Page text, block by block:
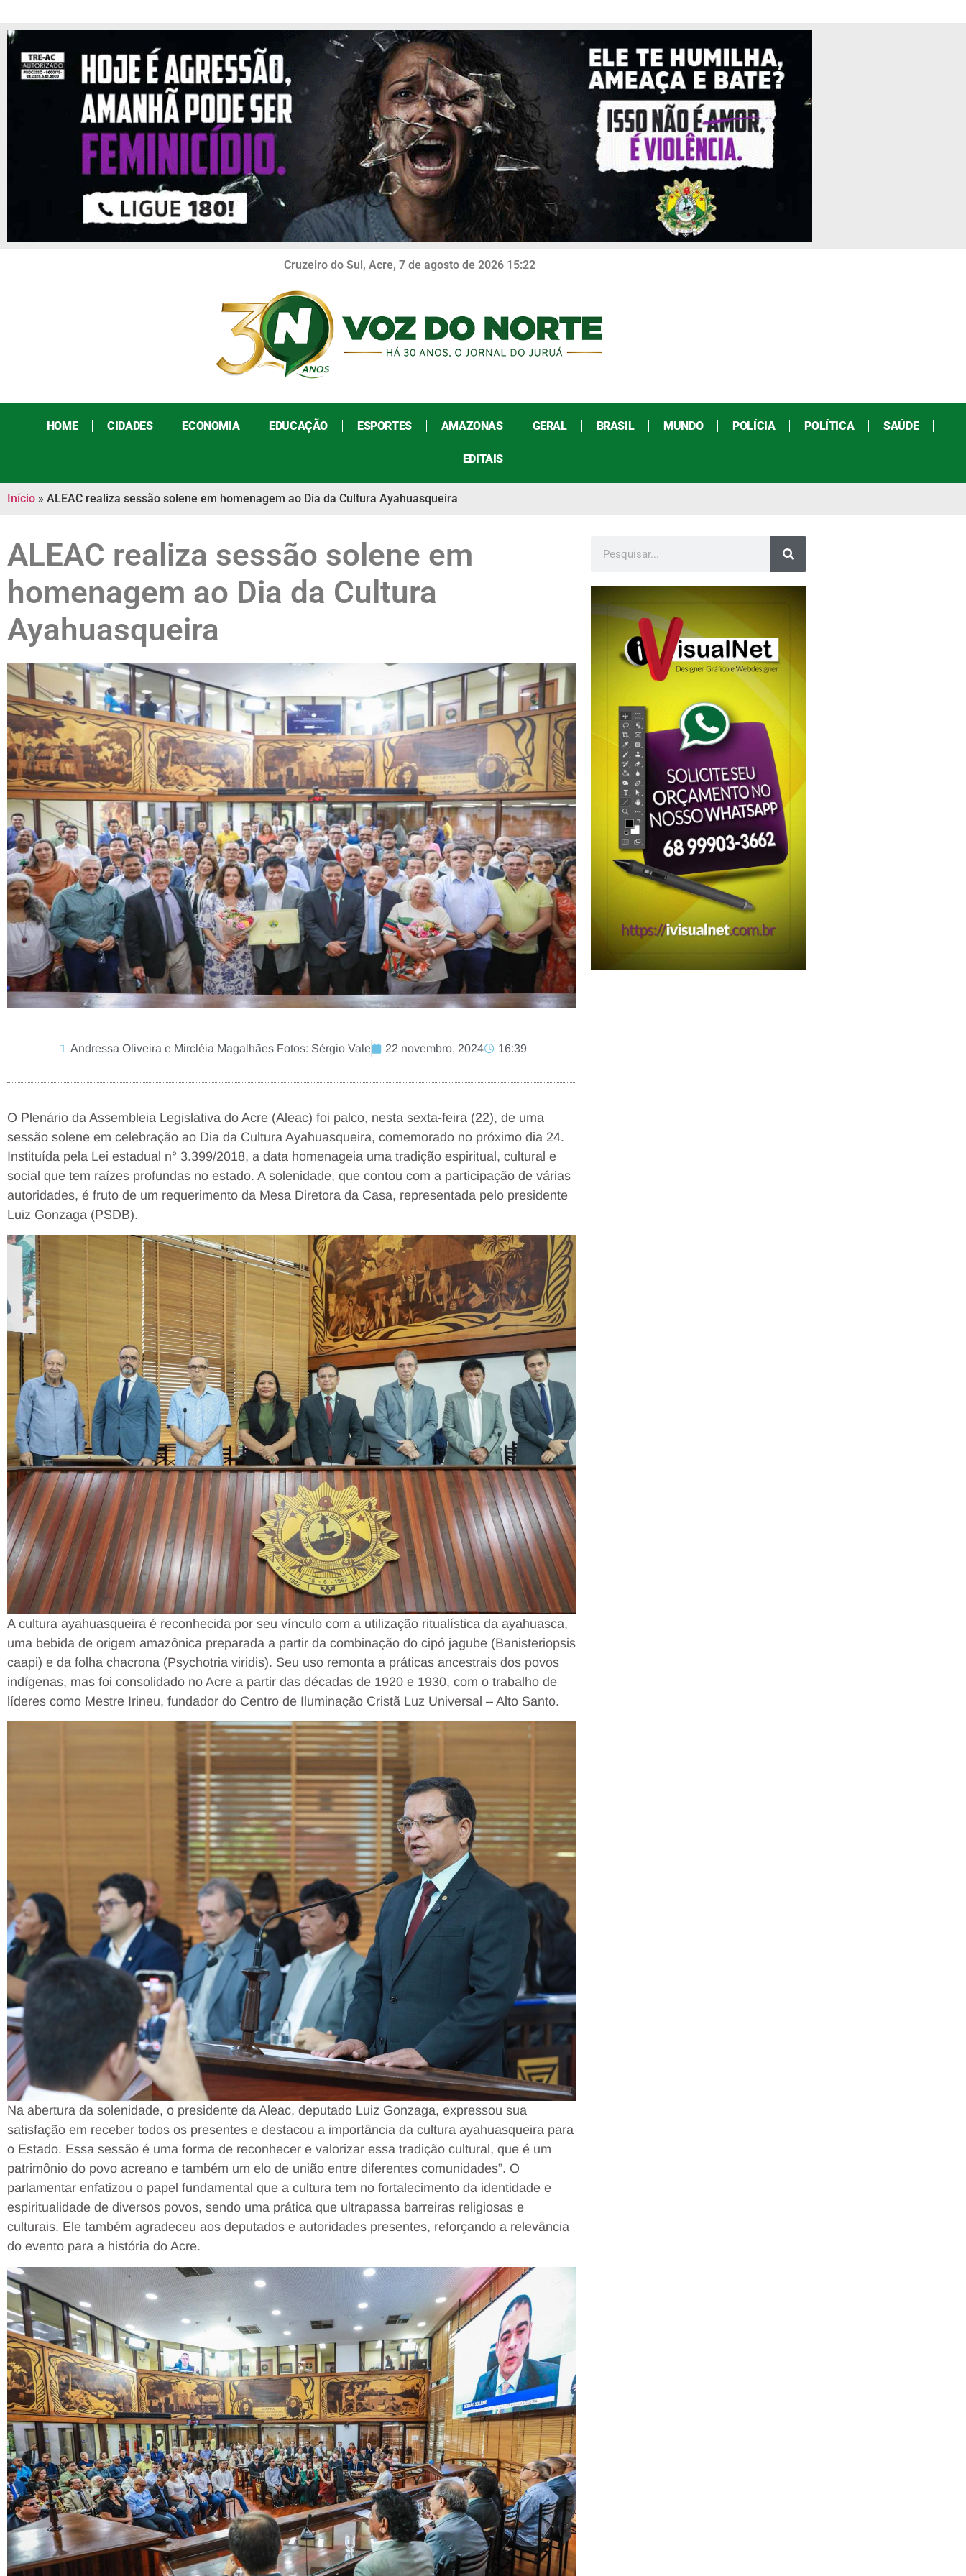
Cruzeiro do Sul, Acre, 7 de agosto de 2026 15:22
HOME CIDADES ECONOMIA EDUCAÇÃO ESPORTES AMAZONAS GERAL BRASIL MUNDO POLÍCIA POLÍTICA SAÚDE
EDITAIS
Início » ALEAC realiza sessão solene em homenagem ao Dia da Cultura Ayahuasqueira
ALEAC realiza sessão solene em
homenagem ao Dia da Cultura
Ayahuasqueira
Andressa Oliveira e Mircléia Magalhães Fotos: Sérgio Vale 22 novembro, 2024 16:39
O Plenário da Assembleia Legislativa do Acre (Aleac) foi palco, nesta sexta-feira (22), de uma
sessão solene em celebração ao Dia da Cultura Ayahuasqueira, comemorado no próximo dia 24.
Instituída pela Lei estadual n° 3.399/2018, a data homenageia uma tradição espiritual, cultural e
social que tem raízes profundas no estado. A solenidade, que contou com a participação de várias
autoridades, é fruto de um requerimento da Mesa Diretora da Casa, representada pelo presidente
Luiz Gonzaga (PSDB).
A cultura ayahuasqueira é reconhecida por seu vínculo com a utilização ritualística da ayahuasca,
uma bebida de origem amazônica preparada a partir da combinação do cipó jagube (Banisteriopsis
caapi) e da folha chacrona (Psychotria viridis). Seu uso remonta a práticas ancestrais dos povos
indígenas, mas foi consolidado no Acre a partir das décadas de 1920 e 1930, com o trabalho de
líderes como Mestre Irineu, fundador do Centro de Iluminação Cristã Luz Universal – Alto Santo.
Na abertura da solenidade, o presidente da Aleac, deputado Luiz Gonzaga, expressou sua
satisfação em receber todos os presentes e destacou a importância da cultura ayahuasqueira para
o Estado. Essa sessão é uma forma de reconhecer e valorizar essa tradição cultural, que é um
patrimônio do povo acreano e também um elo de união entre diferentes comunidades”. O
parlamentar enfatizou o papel fundamental que a cultura tem no fortalecimento da identidade e
espiritualidade de diversos povos, sendo uma prática que ultrapassa barreiras religiosas e
culturais. Ele também agradeceu aos deputados e autoridades presentes, reforçando a relevância
do evento para a história do Acre.